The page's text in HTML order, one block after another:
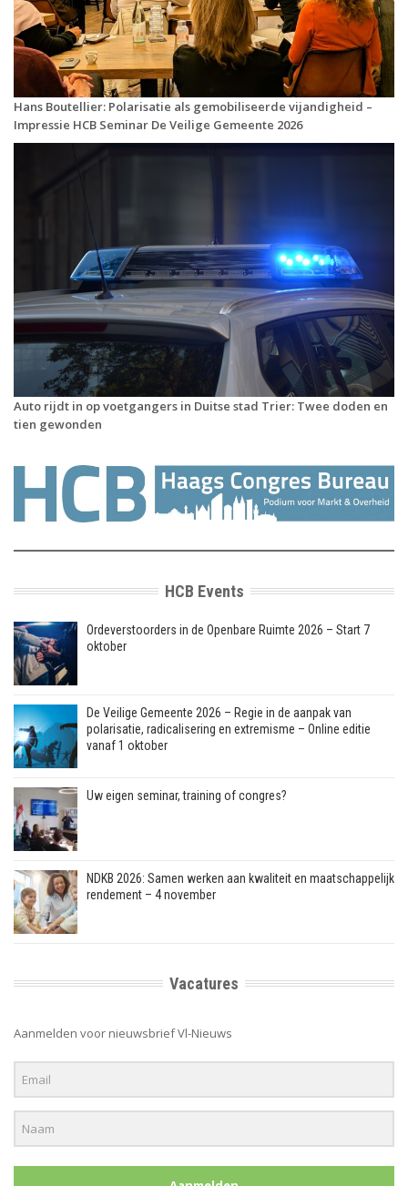
Hans Boutellier: Polarisatie als gemobiliseerde vijandigheid –
Impressie HCB Seminar De Veilige Gemeente 2026
Auto rijdt in op voetgangers in Duitse stad Trier: Twee doden en
tien gewonden
HCB Events
Ordeverstoorders in de Openbare Ruimte 2026 – Start 7
oktober
De Veilige Gemeente 2026 – Regie in de aanpak van
polarisatie, radicalisering en extremisme – Online editie
vanaf 1 oktober
Uw eigen seminar, training of congres?
NDKB 2026: Samen werken aan kwaliteit en maatschappelijk
rendement – 4 november
Vacatures
Aanmelden voor nieuwsbrief Vl-Nieuws